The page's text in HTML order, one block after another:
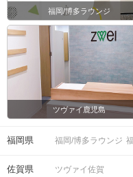
人数
数
※
ま
持ち物 ス
飲み物
服装
福岡/博多ラウンジ
ツヴァイ鹿児島
福岡県 福岡/博多ラウンジ
佐賀県 ツヴァイ佐賀